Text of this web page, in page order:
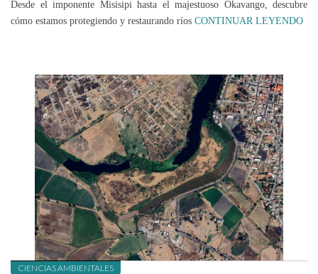
Desde el imponente Misisipi hasta el majestuoso Okavango, descubre
cómo estamos protegiendo y restaurando ríos CONTINUAR LEYENDO
CIENCIAS AMBIENTALES